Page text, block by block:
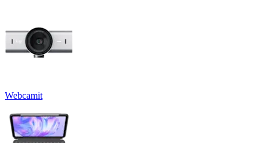
Webcamit